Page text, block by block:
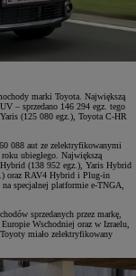
marki Toyota. Największą
– sprzedano 146 294 egz. tego
(125 080 egz.), Toyota C-HR
088 aut ze zelektryfikowanymi
ubiegłego. Największą
(138 952 egz.), Yaris Hybrid
oraz RAV4 Hybrid i Plug-in
specjalnej platformie e-TNGA,
sprzedanych przez markę,
Wschodniej oraz w Izraelu,
miało zelektryfikowany